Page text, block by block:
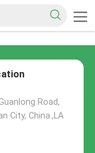
Road,
City, China.,LA